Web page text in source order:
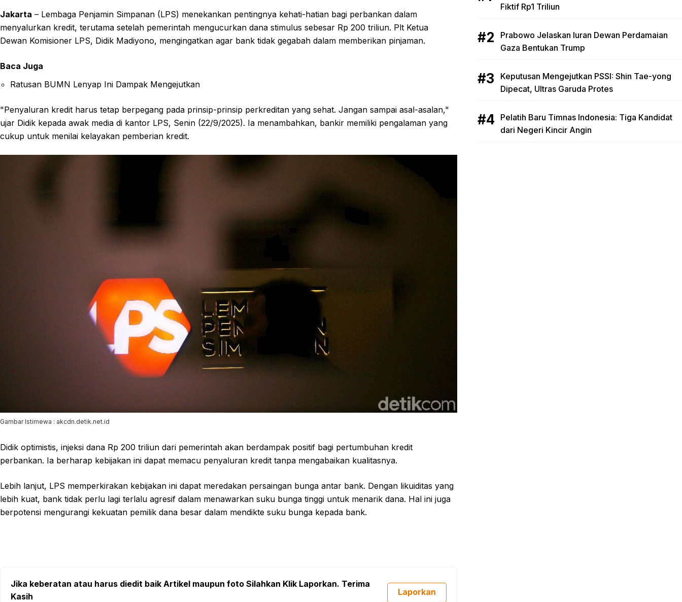
Jakarta – Lembaga Penjamin Simpanan (LPS) menekankan pentingnya kehati-hatian bagi perbankan dalam
menyalurkan kredit, terutama setelah pemerintah mengucurkan dana stimulus sebesar Rp 200 triliun. Plt Ketua
Dewan Komisioner LPS, Didik Madiyono, mengingatkan agar bank tidak gegabah dalam memberikan pinjaman.
Baca Juga
Ratusan BUMN Lenyap Ini Dampak Mengejutkan
"Penyaluran kredit harus tetap berpegang pada prinsip-prinsip perkreditan yang sehat. Jangan sampai asal-asalan,"
ujar Didik kepada awak media di kantor LPS, Senin (22/9/2025). Ia menambahkan, bankir memiliki pengalaman yang
cukup untuk menilai kelayakan pemberian kredit.
Gambar Istimewa : akcdn.detik.net.id
Didik optimistis, injeksi dana Rp 200 triliun dari pemerintah akan berdampak positif bagi pertumbuhan kredit
perbankan. Ia berharap kebijakan ini dapat memacu penyaluran kredit tanpa mengabaikan kualitasnya.
Lebih lanjut, LPS memperkirakan kebijakan ini dapat meredakan persaingan bunga antar bank. Dengan likuiditas yang
lebih kuat, bank tidak perlu lagi terlalu agresif dalam menawarkan suku bunga tinggi untuk menarik dana. Hal ini juga
berpotensi mengurangi kekuatan pemilik dana besar dalam mendikte suku bunga kepada bank.
Jika keberatan atau harus diedit baik Artikel maupun foto Silahkan Klik Laporkan. Terima
Kasih
Laporkan
Fiktif Rp1 Triliun
Prabowo Jelaskan Iuran Dewan Perdamaian
Gaza Bentukan Trump
Keputusan Mengejutkan PSSI: Shin Tae-yong
Dipecat, Ultras Garuda Protes
Pelatih Baru Timnas Indonesia: Tiga Kandidat
dari Negeri Kincir Angin